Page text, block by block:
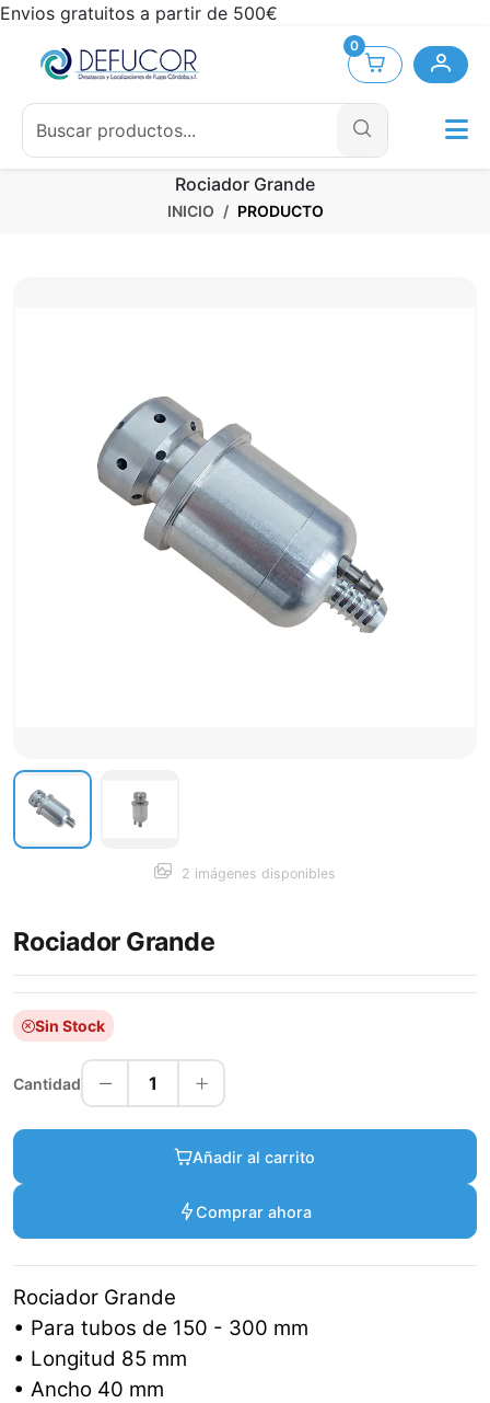
Envios gratuitos a partir de 500€
0
Rociador Grande
INICIO PRODUCTO
2 imágenes disponibles
Rociador Grande
Sin Stock
Cantidad 1
Añadir al carrito
Comprar ahora
Rociador Grande
• Para tubos de 150 - 300 mm
• Longitud 85 mm
• Ancho 40 mm